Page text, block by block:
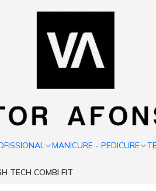
MANICURE - PEDICURE
TECH COMBI FIT